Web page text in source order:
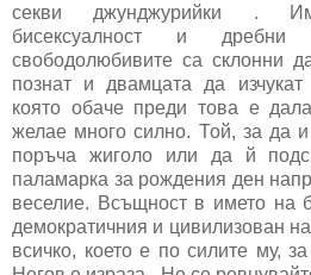
секви джунджурийки .
бисексуалност и дребни
свободолюбивите са склонни
познат и двамцата да
която обаче преди това е
желае много силно. Той, за да
поръча жиголо или да й
паламарка за рождения ден
веселие. Всъщност в името на
демократичния и цивилизован
всичко, което е по силите му,